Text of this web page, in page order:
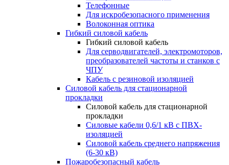
Телефонные
Для искробезопасного применения
Волоконная оптика
Гибкий силовой кабель
Гибкий силовой кабель
Для серводвигателей, электромоторов,
преобразователей частоты и станков с
ЧПУ
Кабель с резиновой изоляцией
Силовой кабель для стационарной
прокладки
Силовой кабель для стационарной
прокладки
Силовые кабели 0,6/1 кВ с ПВХ-
изоляцией
Силовой кабель среднего напряжения
(6-30 кВ)
Пожаробезопасный кабель